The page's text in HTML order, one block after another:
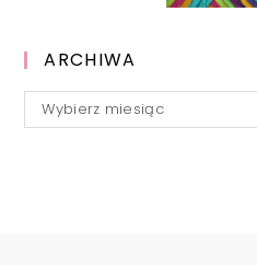
ARCHIWA
Archiwa
Wybierz miesiąc